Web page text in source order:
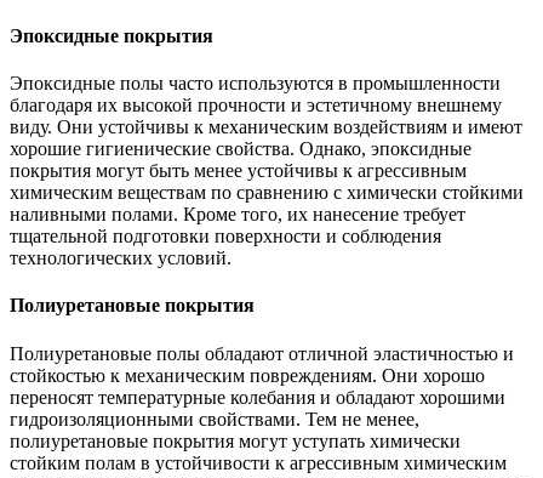
Эпоксидные покрытия
Эпоксидные полы часто используются в промышленности
благодаря их высокой прочности и эстетичному внешнему
виду. Они устойчивы к механическим воздействиям и имеют
хорошие гигиенические свойства. Однако, эпоксидные
покрытия могут быть менее устойчивы к агрессивным
химическим веществам по сравнению с химически стойкими
наливными полами. Кроме того, их нанесение требует
тщательной подготовки поверхности и соблюдения
технологических условий.
Полиуретановые покрытия
Полиуретановые полы обладают отличной эластичностью и
стойкостью к механическим повреждениям. Они хорошо
переносят температурные колебания и обладают хорошими
гидроизоляционными свойствами. Тем не менее,
полиуретановые покрытия могут уступать химически
стойким полам в устойчивости к агрессивным химическим